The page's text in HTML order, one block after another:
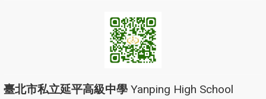
臺北市私立延平高級中學 Yanping High School